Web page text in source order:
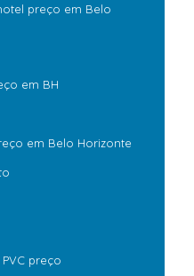
preço em Belo
em BH
em Belo Horizonte
preço